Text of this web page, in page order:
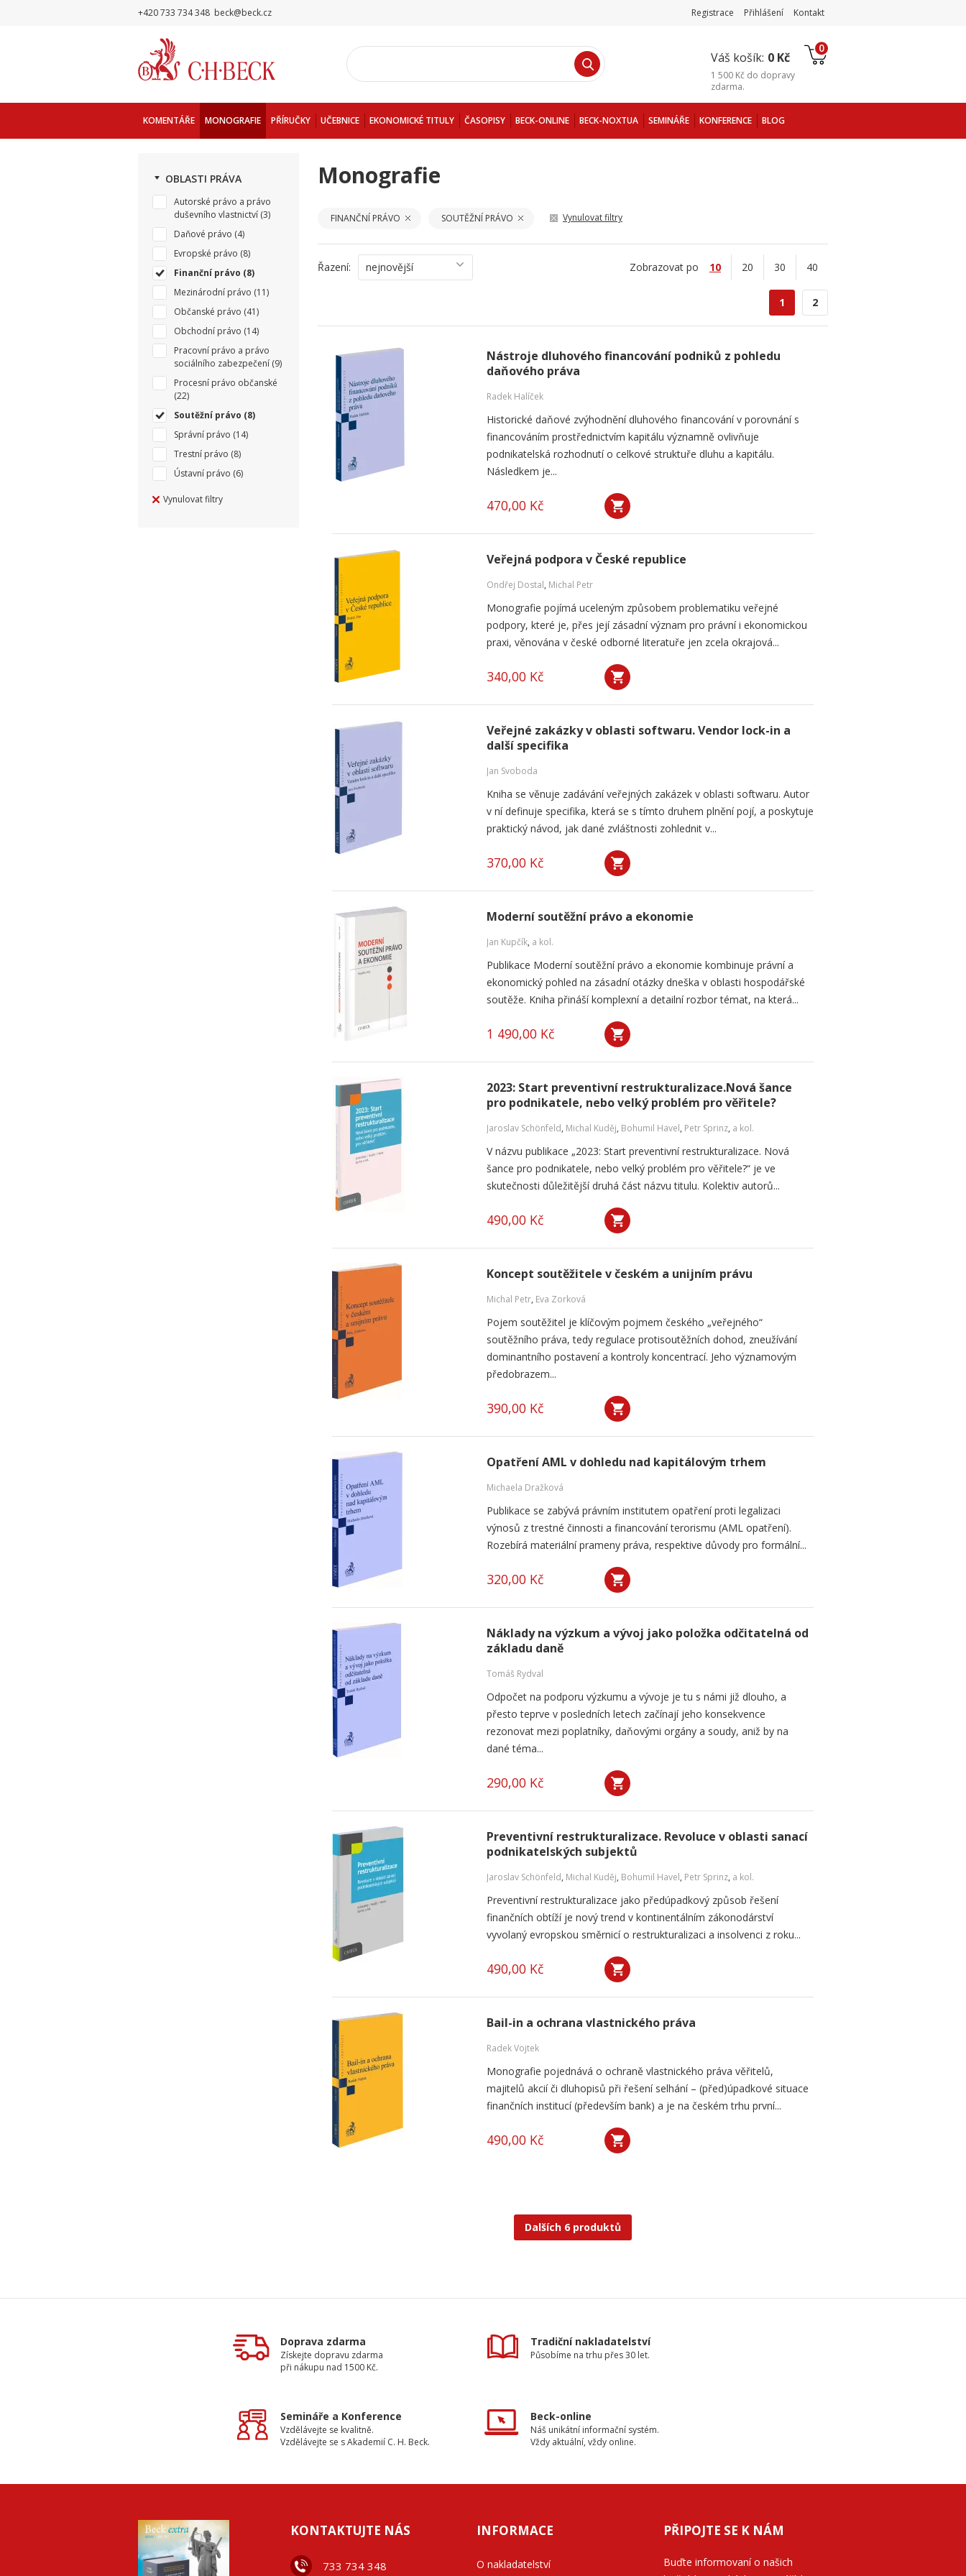
+420 733 734 348 beck@beck.cz Registrace Přihlášení Kontakt
Váš košík: 0 Kč
0
1 500 Kč do dopravy
zdarma.
KOMENTÁŘE MONOGRAFIE PŘÍRUČKY UČEBNICE EKONOMICKÉ TITULY ČASOPISY BECK-ONLINE BECK-NOXTUA SEMINÁŘE KONFERENCE BLOG
OBLASTI PRÁVA
Autorské právo a právo
duševního vlastnictví (3)
Daňové právo (4)
Evropské právo (8)
Finanční právo (8)
Mezinárodní právo (11)
Občanské právo (41)
Obchodní právo (14)
Pracovní právo a právo
sociálního zabezpečení (9)
Procesní právo občanské
(22)
Soutěžní právo (8)
Správní právo (14)
Trestní právo (8)
Ústavní právo (6)
Vynulovat filtry
Monografie
FINANČNÍ PRÁVO SOUTĚŽNÍ PRÁVO Vynulovat filtry
Řazení: nejnovější Zobrazovat po 10 20 30 40
1 2
Nástroje dluhového financování podniků z pohledu
daňového práva
Radek Halíček
Historické daňové zvýhodnění dluhového financování v porovnání s
financováním prostřednictvím kapitálu významně ovlivňuje
podnikatelská rozhodnutí o celkové struktuře dluhu a kapitálu.
Následkem je...
470,00 Kč
Veřejná podpora v České republice
Ondřej Dostal, Michal Petr
Monografie pojímá uceleným způsobem problematiku veřejné
podpory, které je, přes její zásadní význam pro právní i ekonomickou
praxi, věnována v české odborné literatuře jen zcela okrajová...
340,00 Kč
Veřejné zakázky v oblasti softwaru. Vendor lock-in a
další specifika
Jan Svoboda
Kniha se věnuje zadávání veřejných zakázek v oblasti softwaru. Autor
v ní definuje specifika, která se s tímto druhem plnění pojí, a poskytuje
praktický návod, jak dané zvláštnosti zohlednit v...
370,00 Kč
Moderní soutěžní právo a ekonomie
Jan Kupčík, a kol.
Publikace Moderní soutěžní právo a ekonomie kombinuje právní a
ekonomický pohled na zásadní otázky dneška v oblasti hospodářské
soutěže. Kniha přináší komplexní a detailní rozbor témat, na která...
1 490,00 Kč
2023: Start preventivní restrukturalizace.Nová šance
pro podnikatele, nebo velký problém pro věřitele?
Jaroslav Schönfeld, Michal Kuděj, Bohumil Havel, Petr Sprinz, a kol.
V názvu publikace „2023: Start preventivní restrukturalizace. Nová
šance pro podnikatele, nebo velký problém pro věřitele?“ je ve
skutečnosti důležitější druhá část názvu titulu. Kolektiv autorů...
490,00 Kč
Koncept soutěžitele v českém a unijním právu
Michal Petr, Eva Zorková
Pojem soutěžitel je klíčovým pojmem českého „veřejného“
soutěžního práva, tedy regulace protisoutěžních dohod, zneužívání
dominantního postavení a kontroly koncentrací. Jeho významovým
předobrazem...
390,00 Kč
Opatření AML v dohledu nad kapitálovým trhem
Michaela Dražková
Publikace se zabývá právním institutem opatření proti legalizaci
výnosů z trestné činnosti a financování terorismu (AML opatření).
Rozebírá materiální prameny práva, respektive důvody pro formální...
320,00 Kč
Náklady na výzkum a vývoj jako položka odčitatelná od
základu daně
Tomáš Rydval
Odpočet na podporu výzkumu a vývoje je tu s námi již dlouho, a
přesto teprve v posledních letech začínají jeho konsekvence
rezonovat mezi poplatníky, daňovými orgány a soudy, aniž by na
dané téma...
290,00 Kč
Preventivní restrukturalizace. Revoluce v oblasti sanací
podnikatelských subjektů
Jaroslav Schönfeld, Michal Kuděj, Bohumil Havel, Petr Sprinz, a kol.
Preventivní restrukturalizace jako předúpadkový způsob řešení
finančních obtíží je nový trend v kontinentálním zákonodárství
vyvolaný evropskou směrnicí o restrukturalizaci a insolvenci z roku...
490,00 Kč
Bail-in a ochrana vlastnického práva
Radek Vojtek
Monografie pojednává o ochraně vlastnického práva věřitelů,
majitelů akcií či dluhopisů při řešení selhání – (před)úpadkové situace
finančních institucí (především bank) a je na českém trhu první...
490,00 Kč
Dalších 6 produktů
Doprava zdarma
Získejte dopravu zdarma
při nákupu nad 1500 Kč.
Tradiční nakladatelství
Působíme na trhu přes 30 let.
Semináře a Konference
Vzdělávejte se kvalitně.
Vzdělávejte se s Akademií C. H. Beck.
Beck-online
Náš unikátní informační systém.
Vždy aktuální, vždy online.
KONTAKTUJTE NÁS
733 734 348
INFORMACE
O nakladatelství
PŘIPOJTE SE K NÁM
Buďte informovaní o našich